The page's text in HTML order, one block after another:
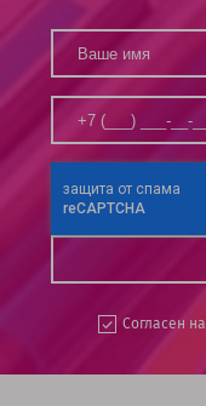
Согласен на